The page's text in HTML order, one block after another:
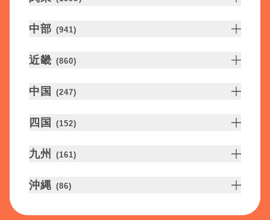
中部 (941)
近畿 (860)
中国 (247)
四国 (152)
九州 (161)
沖縄 (86)